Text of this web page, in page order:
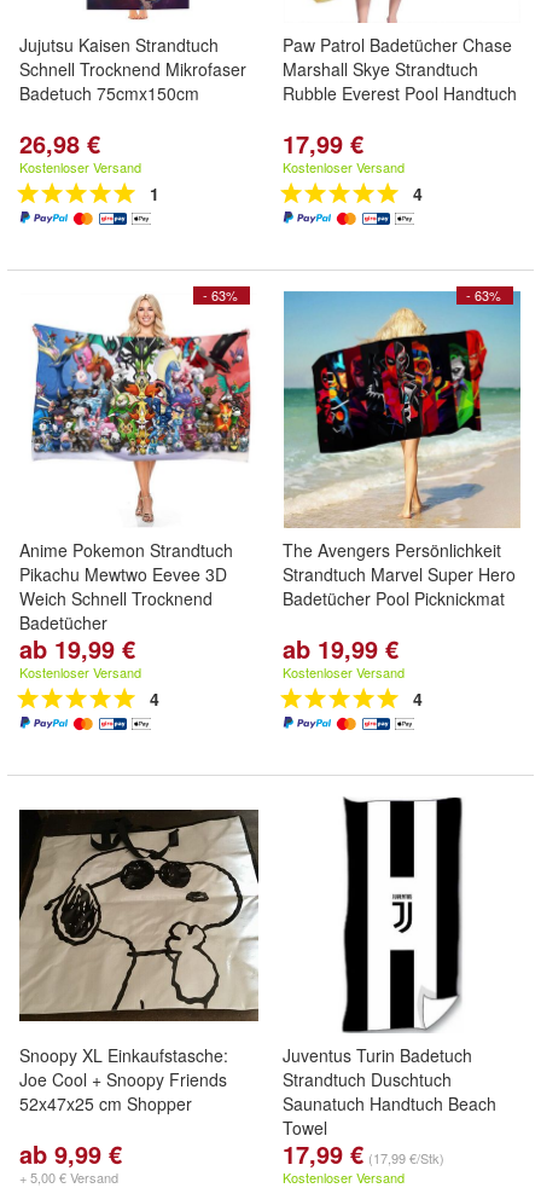
Jujutsu Kaisen Strandtuch
Schnell Trocknend Mikrofaser
Badetuch 75cmx150cm
26,98 €
Kostenloser Versand
1
Paw Patrol Badetücher Chase
Marshall Skye Strandtuch
Rubble Everest Pool Handtuch
17,99 €
Kostenloser Versand
4
- 63%
Anime Pokemon Strandtuch
Pikachu Mewtwo Eevee 3D
Weich Schnell Trocknend
Badetücher
ab 19,99 €
Kostenloser Versand
4
- 63%
The Avengers Persönlichkeit
Strandtuch Marvel Super Hero
Badetücher Pool Picknickmat
ab 19,99 €
Kostenloser Versand
4
Snoopy XL Einkaufstasche:
Joe Cool + Snoopy Friends
52x47x25 cm Shopper
ab 9,99 €
+ 5,00 € Versand
Juventus Turin Badetuch
Strandtuch Duschtuch
Saunatuch Handtuch Beach
Towel
17,99 € (17,99 €/Stk)
Kostenloser Versand